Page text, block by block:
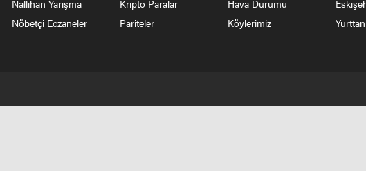
Nallıhan Yarışma
Nöbetçi Eczaneler
Kripto Paralar
Pariteler
Hava Durumu
Köylerimiz